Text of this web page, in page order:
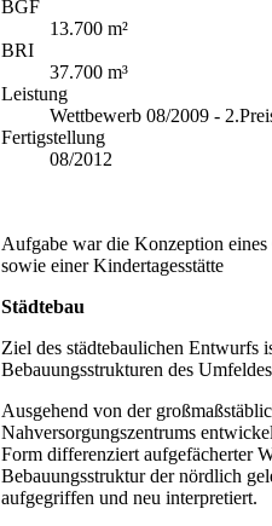
BGF
13.700 m²
BRI
37.700 m³
Leistung
Wettbewerb 08/2009 -
Fertigstellung
08/2012
Aufgabe war die Konzeption
sowie einer Kindertagesstätte
Städtebau
Ziel des städtebaulichen Entwurfs
Bebauungsstrukturen des
Ausgehend von der
Nahversorgungszentrums
Form differenziert aufgefächerter
Bebauungsstruktur der nördlich
aufgegriffen und neu interpretiert.